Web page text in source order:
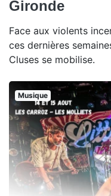
Gironde
Face aux violents
ces dernières
Cluses se mobilise.
Musique